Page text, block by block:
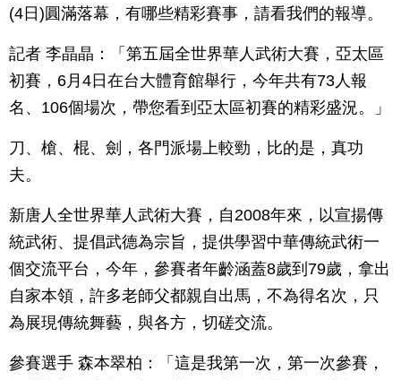
(4日)圓滿落幕，有哪些精彩賽事，請看我們的報導。
記者 李晶晶：「第五屆全世界華人武術大賽，亞太區
初賽，6月4日在台大體育館舉行，今年共有73人報
名、106個場次，帶您看到亞太區初賽的精彩盛況。」
刀、槍、棍、劍，各門派場上較勁，比的是，真功
夫。
新唐人全世界華人武術大賽，自2008年來，以宣揚傳
統武術、提倡武德為宗旨，提供學習中華傳統武術一
個交流平台，今年，參賽者年齡涵蓋8歲到79歲，拿出
自家本領，許多老師父都親自出馬，不為得名次，只
為展現傳統舞藝，與各方，切磋交流。
參賽選手 森本翠柏：「這是我第一次，第一次參賽，